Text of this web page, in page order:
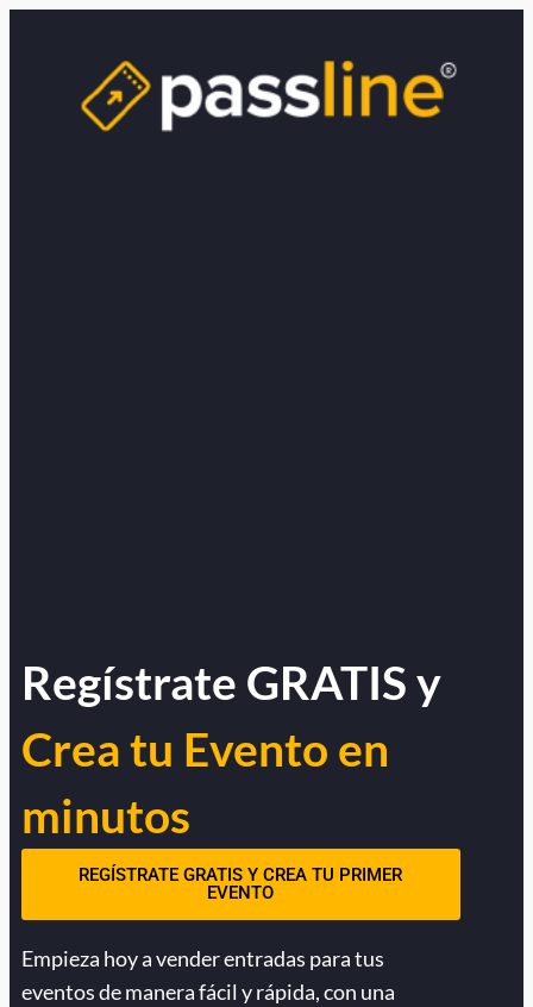
Regístrate GRATIS y
Crea tu Evento en
minutos
REGÍSTRATE GRATIS Y CREA TU PRIMER
EVENTO
Empieza hoy a vender entradas para tus
eventos de manera fácil y rápida, con una